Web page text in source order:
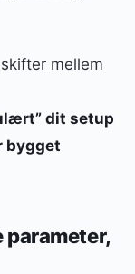
mellem
dit setup
bygget